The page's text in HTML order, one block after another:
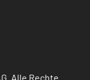
Alle Rechte